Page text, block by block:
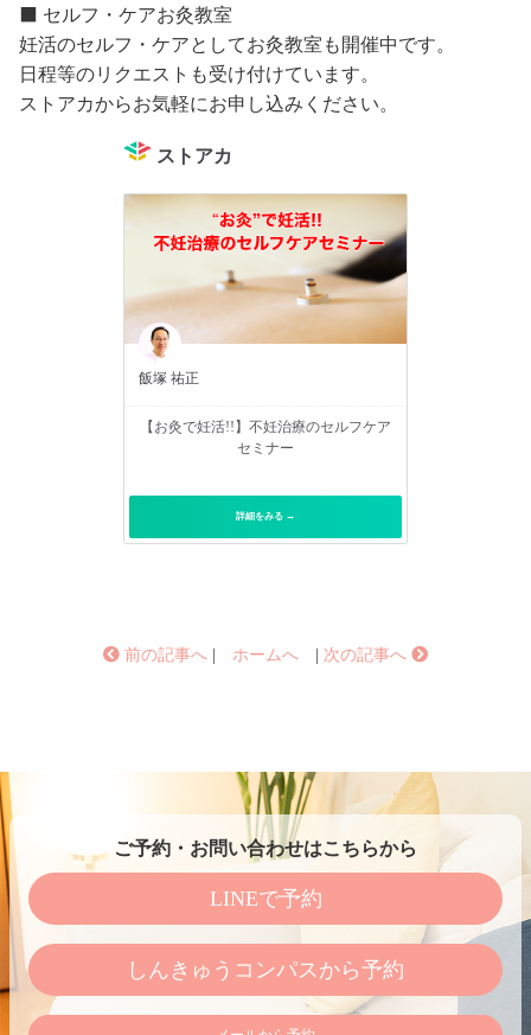
⬛️ セルフ・ケアお灸教室
妊活のセルフ・ケアとしてお灸教室も開催中です。
日程等のリクエストも受け付けています。
ストアカからお気軽にお申し込みください。
ストアカ
飯塚 祐正
【お灸で妊活!!】不妊治療のセルフケア
セミナー
詳細をみる →
前の記事へ ホームへ 次の記事へ
ご予約・お問い合わせはこちらから
LINEで予約
しんきゅうコンパスから予約